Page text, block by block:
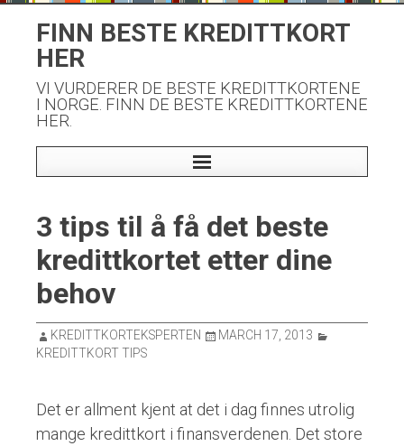
content
FINN BESTE KREDITTKORT
HER
VI VURDERER DE BESTE KREDITTKORTENE
I NORGE. FINN DE BESTE KREDITTKORTENE
HER.
3 tips til å få det beste
kredittkortet etter dine
behov
KREDITTKORTEKSPERTEN
MARCH 17, 2013
KREDITTKORT TIPS
Det er allment kjent at det i dag finnes utrolig
mange kredittkort i finansverdenen. Det store